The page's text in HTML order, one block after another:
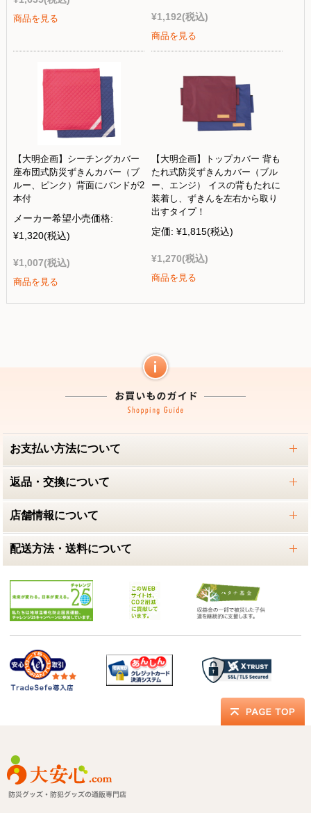
商品を見る ¥1,192(税込)
商品を見る
【大明企画】シーチングカバー
座布団式防災ずきんカバー（ブ
ルー、ピンク）背面にバンドが2
本付
メーカー希望小売価格:
¥1,320(税込)
¥1,007(税込)
商品を見る
【大明企画】トップカバー 背も
たれ式防災ずきんカバー（ブル
ー、エンジ） イスの背もたれに
装着し、ずきんを左右から取り
出すタイプ！
定価: ¥1,815(税込)
¥1,270(税込)
商品を見る
お支払い方法について
返品・交換について
店舗情報について
配送方法・送料について